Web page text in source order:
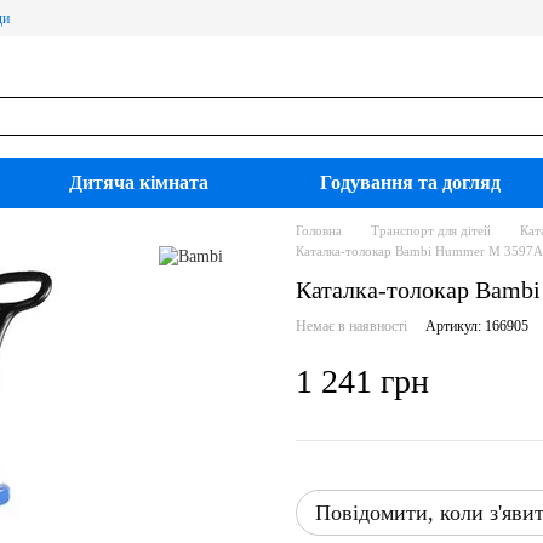
Дитяча кімната Годування та догляд
Головна Транспорт для дітей
Каталка-толокар Bambi Hummer M
Каталка-толокар
Немає в наявності Артикул: 166905
1 241 грн
Повідомити, коли